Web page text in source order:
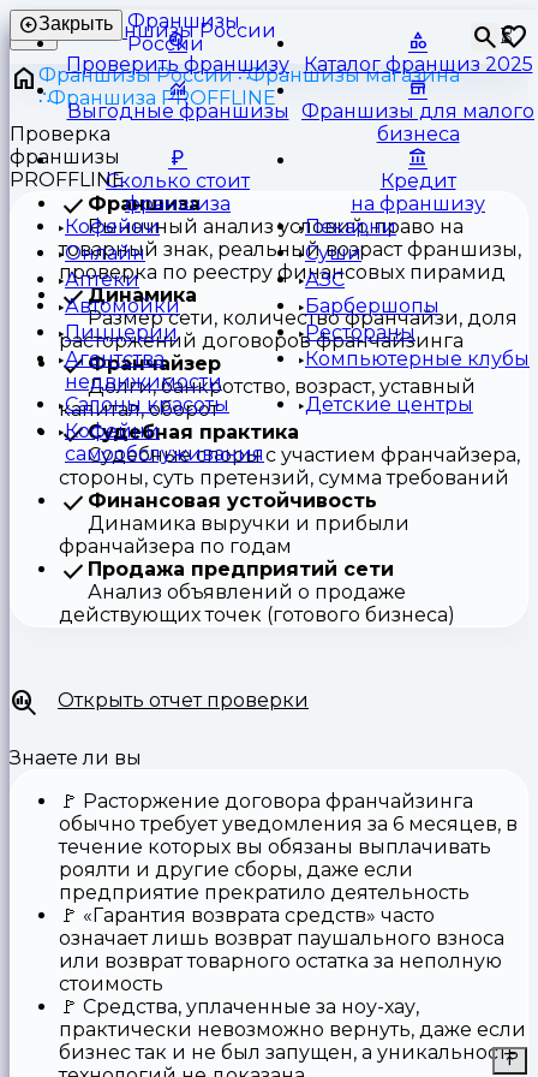
Франшизы
России
⏳
Закрыть
Проверить франшизу Каталог франшиз 2025
Выгодные франшизы
Франшизы для малого
бизнеса
Сколько стоит
франшиза
Кредит
на франшизу
Кофейни
Пекарни
Онлайн
Суши
Аптеки
АЗС
Автомойки
Барбершопы
Пиццерии
Рестораны
Агентства
недвижимости
Компьютерные клубы
Салоны красоты
Детские центры
Кофейни
самообслуживания
Франшизы России
Франшизы магазина
Франшиза PROFFLINE
Проверка
франшизы
PROFFLINE
Франшиза
Рыночный анализ условий, право на
товарный знак, реальный возраст франшизы,
проверка по реестру финансовых пирамид
Динамика
Размер сети, количество франчайзи, доля
расторжений договоров франчайзинга
Франчайзер
Долги, банкротство, возраст, уставный
капитал, оборот
Судебная практика
Судебные споры с участием франчайзера,
стороны, суть претензий, сумма требований
Финансовая устойчивость
Динамика выручки и прибыли
франчайзера по годам
Продажа предприятий сети
Анализ объявлений о продаже
действующих точек (готового бизнеса)
Открыть отчет проверки
Знаете ли вы
🚩 Расторжение договора франчайзинга
обычно требует уведомления за 6 месяцев, в
течение которых вы обязаны выплачивать
роялти и другие сборы, даже если
предприятие прекратило деятельность
🚩 «Гарантия возврата средств» часто
означает лишь возврат паушального взноса
или возврат товарного остатка за неполную
стоимость
🚩 Средства, уплаченные за ноу-хау,
практически невозможно вернуть, даже если
бизнес так и не был запущен, а уникальность